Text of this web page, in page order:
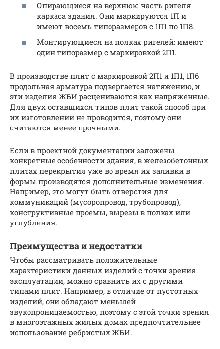
Опирающиеся на верхнюю часть ригеля
каркаса здания. Они маркируются 1П и
имеют восемь типоразмеров с 1П1 по 1П8.
Монтирующиеся на полках ригелей: имеют
один типоразмер с маркировкой 2П1.
В производстве плит с маркировкой 2П1 и 1П1, 1П6
продольная арматура подвергается натяжению, и
эти изделия ЖБИ расцениваются как напряженные.
Для двух оставшихся типов плит такой способ при
их изготовлении не проводится, поэтому они
считаются менее прочными.
Если в проектной документации заложены
конкретные особенности здания, в железобетонных
плитах перекрытия уже во время их заливки в
формы производятся дополнительные изменения.
Например, это могут быть отверстия для
коммуникаций (мусоропровод, трубопровод),
конструктивные проемы, вырезы в полках или
углубления.
Преимущества и недостатки
Чтобы рассматривать положительные
характеристики данных изделий с точки зрения
эксплуатации, можно сравнить их с другими
типами плит. Например, в отличие от пустотных
изделий, они обладают меньшей
звукопроницаемостью, поэтому с этой точки зрения
в многоэтажных жилых домах предпочтительнее
использование ребристых ЖБИ.